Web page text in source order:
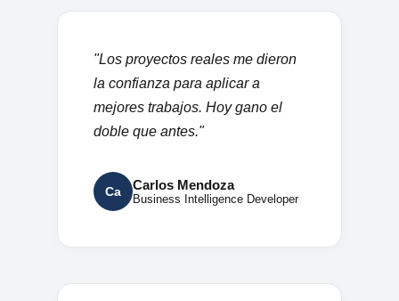
"Los proyectos reales me dieron
la confianza para aplicar a
mejores trabajos. Hoy gano el
doble que antes."
Ca Carlos Mendoza
Business Intelligence Developer